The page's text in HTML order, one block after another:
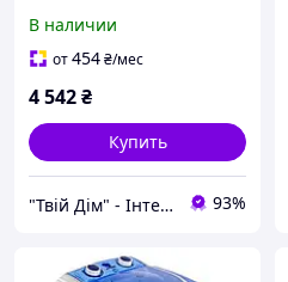
PRIME Technics PWA701SG
съемная центрифуга
В наличии
от454₴/мес
4 542₴
Купить
"Твій Дім" - Інтернет-гіпермаркет 93%